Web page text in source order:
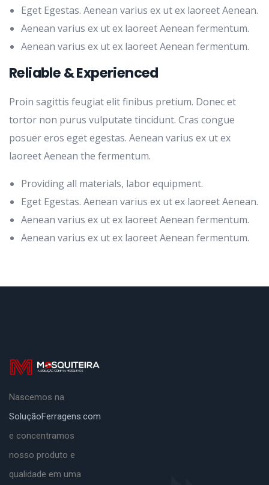
Eget Egestas. Aenean varius ex ut ex laoreet Aenean.
Aenean varius ex ut ex laoreet Aenean fermentum.
Aenean varius ex ut ex laoreet Aenean fermentum.
Reliable & Experienced
Proin sagittis feugiat elit finibus pretium. Donec et
tortor non purus vulputate tincidunt. Cras congue
posuer eros eget egestas. Aenean varius ex ut ex
laoreet Aenean the fermentum.
Providing all materials, labor equipment.
Eget Egestas. Aenean varius ex ut ex laoreet Aenean.
Aenean varius ex ut ex laoreet Aenean fermentum.
Aenean varius ex ut ex laoreet Aenean fermentum.
Nascemos na
SoluçãoFerragens.com
e concentramos
nosso produto e
qualidade em uma